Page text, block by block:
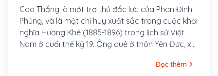
Cao Thắng là một trợ thủ đắc lực của Phan Đình
Phùng, và là một chỉ huy xuất sắc trong cuộc khởi
nghĩa Hương Khê (1885-1896) trong lịch sử Việt
Nam ở cuối thế kỷ 19. Ông quê ở thôn Yên Đức, xã
Đọc thêm